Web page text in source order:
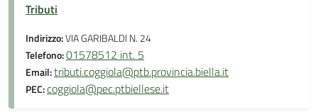
Tributi
Indirizzo:VIA GARIBALDI N. 24
Telefono:01578512 int. 5
Email:tributi.coggiola@ptb.provincia.biella.it
PEC:coggiola@pec.ptbiellese.it